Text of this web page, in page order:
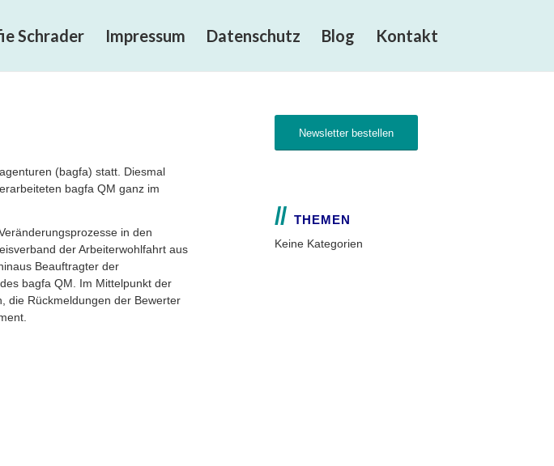
Schrader Impressum Datenschutz Blog Kontakt
(bagfa) statt. Diesmal
bagfa QM ganz im
in den
der Arbeiterwohlfahrt aus
Beauftragter der
bagfa QM. Im Mittelpunkt der
die Rückmeldungen der Bewerter
Newsletter bestellen
THEMEN
Keine Kategorien